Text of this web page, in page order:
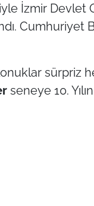
İzmir Devlet
sürpriz
seneye 10.